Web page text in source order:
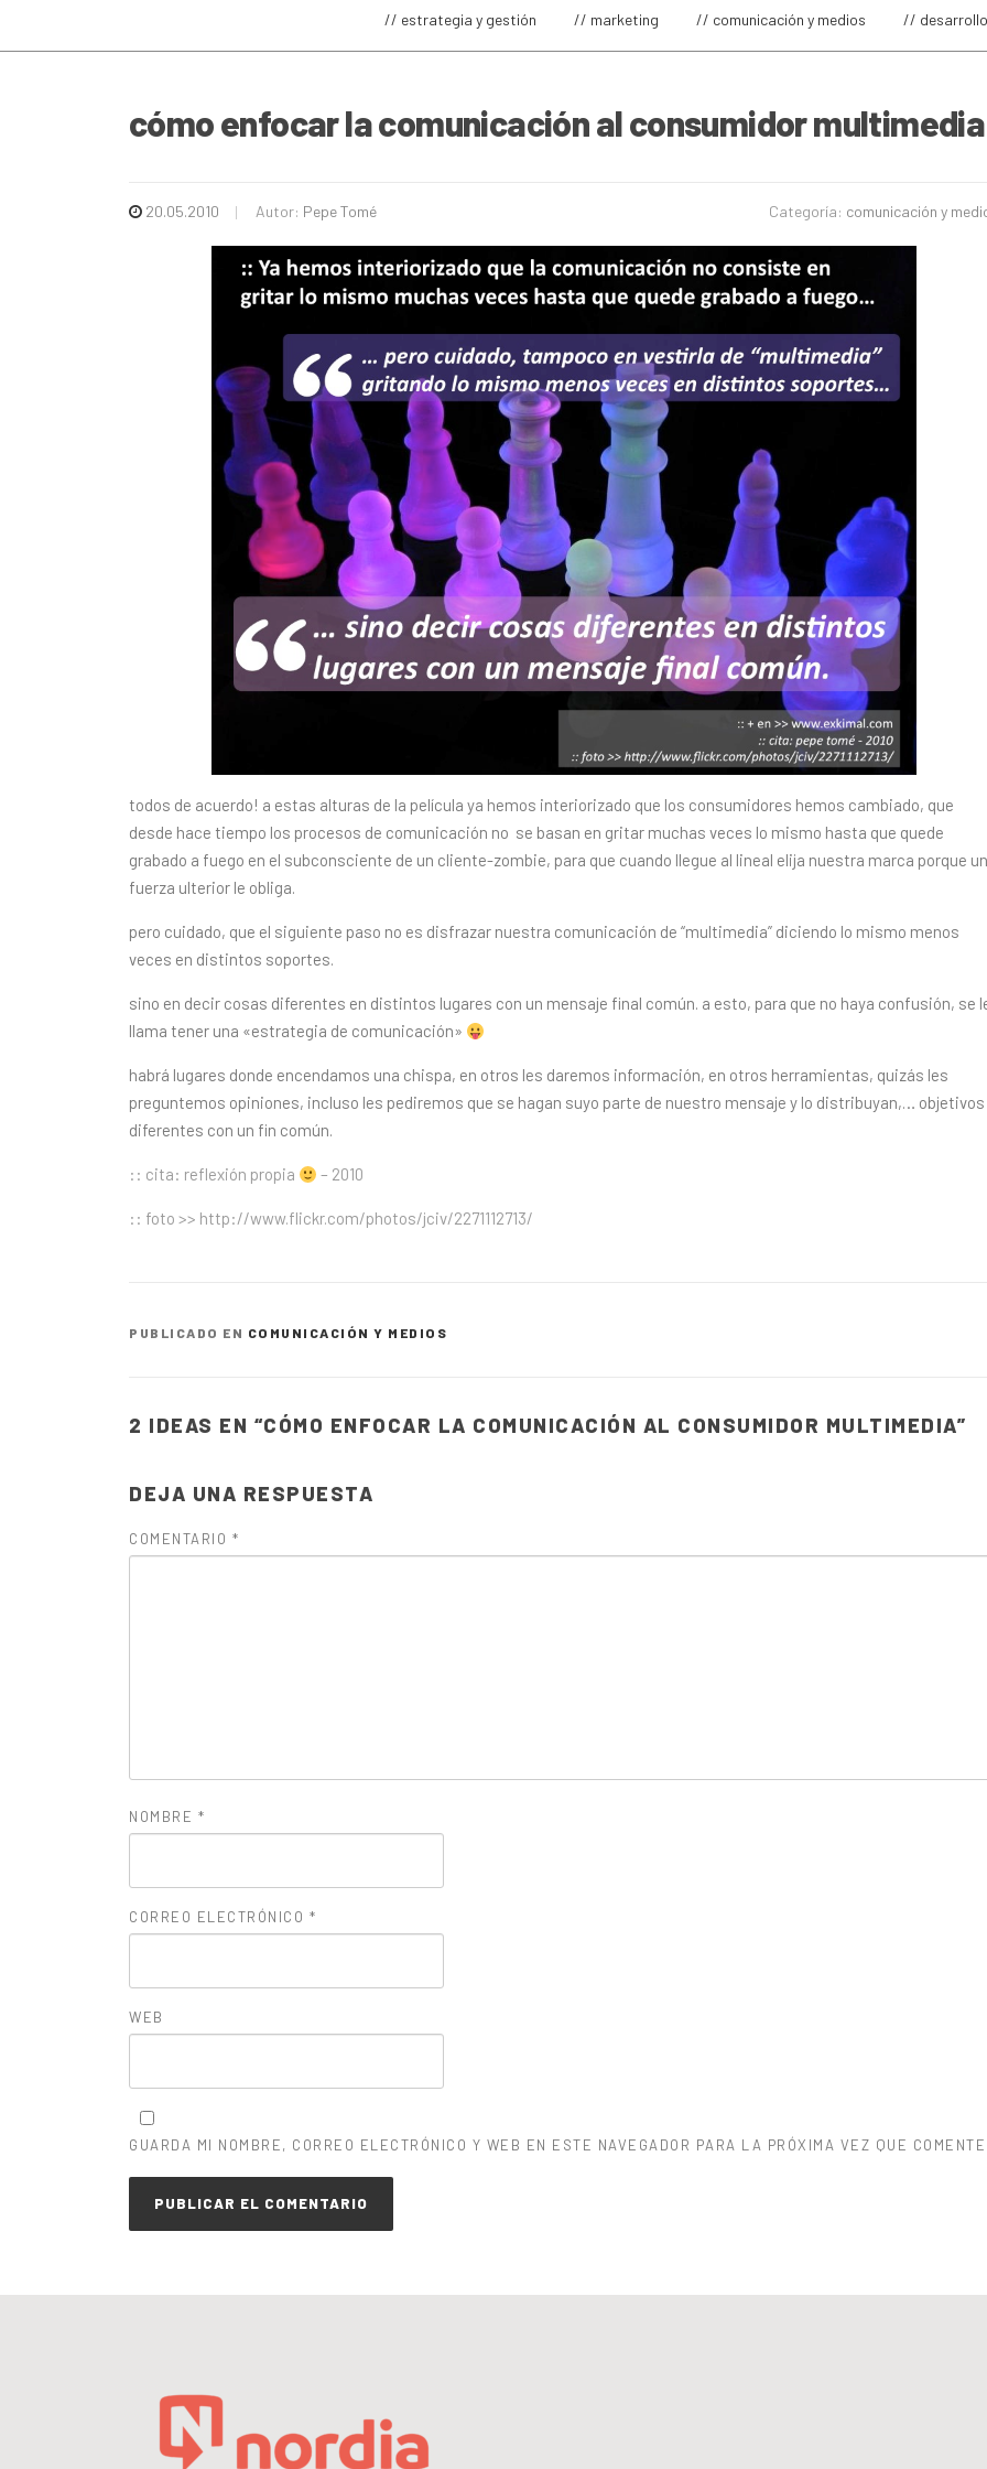
// estrategia y gestión // marketing // comunicación y medios // desarrollo
cómo enfocar la comunicación al consumidor multimedia
20.05.2010 Autor: Pepe Tomé Categoría: comunicación y
todos de acuerdo! a estas alturas de la película ya hemos interiorizado que los consumidores hemos cambiado, que
desde hace tiempo los procesos de comunicación no se basan en gritar muchas veces lo mismo hasta que quede
grabado a fuego en el subconsciente de un cliente-zombie, para que cuando llegue al lineal elija nuestra marca porque
fuerza ulterior le obliga.
pero cuidado, que el siguiente paso no es disfrazar nuestra comunicación de “multimedia” diciendo lo mismo menos
veces en distintos soportes.
sino en decir cosas diferentes en distintos lugares con un mensaje final común. a esto, para que no haya confusión, se
llama tener una «estrategia de comunicación»
habrá lugares donde encendamos una chispa, en otros les daremos información, en otros herramientas, quizás les
preguntemos opiniones, incluso les pediremos que se hagan suyo parte de nuestro mensaje y lo distribuyan,… objetivos
diferentes con un fin común.
:: cita: reflexión propia – 2010
:: foto >> http://www.flickr.com/photos/jciv/2271112713/
PUBLICADO EN COMUNICACIÓN Y MEDIOS
2 IDEAS EN “CÓMO ENFOCAR LA COMUNICACIÓN AL CONSUMIDOR MULTIMEDIA”
DEJA UNA RESPUESTA
COMENTARIO *
NOMBRE *
CORREO ELECTRÓNICO *
WEB
GUARDA MI NOMBRE, CORREO ELECTRÓNICO Y WEB EN ESTE NAVEGADOR PARA LA PRÓXIMA VEZ QUE